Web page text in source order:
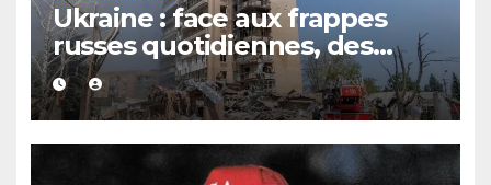
Ukraine : face aux frappes
russes quotidiennes, des
évacuations ordonnées à
Kramatorsk